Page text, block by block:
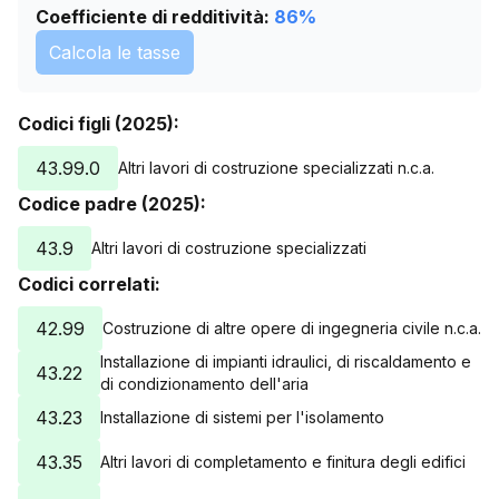
Coefficiente di redditività: 86%
Calcola le tasse
Codici figli (2025):
43.99.0
Altri lavori di costruzione specializzati n.c.a.
Codice padre (2025):
43.9
Altri lavori di costruzione specializzati
Codici correlati:
42.99
Costruzione di altre opere di ingegneria civile n.c.a.
43.22
Installazione di impianti idraulici, di riscaldamento e
di condizionamento dell'aria
43.23 Installazione di sistemi per l'isolamento
43.35 Altri lavori di completamento e finitura degli edifici